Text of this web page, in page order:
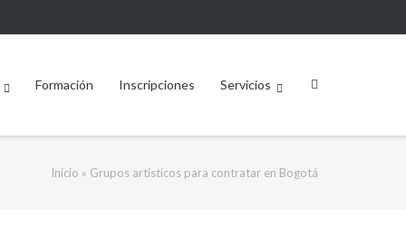
Formación Inscripciones Servicios
Inicio » Grupos artísticos para contratar en Bogotá